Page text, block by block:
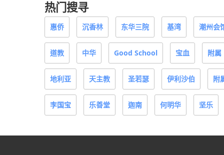
热门搜寻
惠侨 沉香林 东华三院 基湾 潮州会
道教 中华 Good School 宝血 附属
地利亚 天主教 圣若瑟 伊利沙伯 附
李国宝 乐善堂 迦南 何明华 坚乐